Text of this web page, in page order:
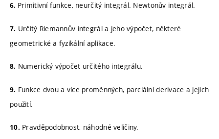
6. Primitivní funkce, neurčitý integrál. Newtonův integrál.
7. Určitý Riemannův integrál a jeho výpočet, některé
geometrické a fyzikální aplikace.
8. Numerický výpočet určitého integrálu.
9. Funkce dvou a více proměnných, parciální derivace a jejich
použití.
10. Pravděpodobnost, náhodné veličiny.